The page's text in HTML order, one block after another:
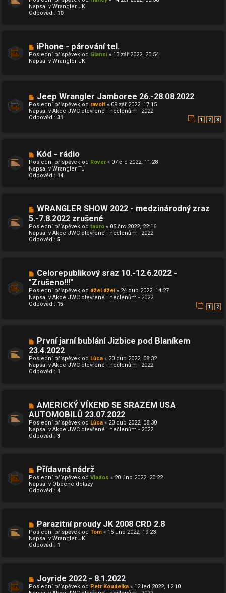
e
k
v
ý
p
p
ě
v
e
Napsal v Wrangler JK
Odpovědi: 10
N
o
v
ý
p
ě
v
e
iPhone - párování tel.
Poslední příspěvek od Gianni « 13 zář 2022, 20:54
Napsal v Wrangler JK
o
v
ý
p
v
e
k
Jeep Wrangler Jamboree 26.-28.08.2022
Poslední příspěvek od ravolf « 09 zář 2022, 17:15
Napsal v Akce JWC otevřené i nečlenům - 2022
Odpovědi: 31 1 2 3
N
o
v
ý
p
p
v
e
k
Kód - rádio
Poslední příspěvek od Rover« 07 črc 2022, 11:28
Napsal v Wrangler TJ
Odpovědi: 14
N
o
v
ý
p
ř
e
k
WRANGLER SHOW 2022 - medzinárodný zraz
5.-7.8.2022 zrušené
Poslední příspěvek od tauro « 05 črc 2022, 22:16
Napsal v Akce JWC otevřené i nečlenům - 2022
Odpovědi: 5
N
v
ý
p
ř
e
k
Celorepublikový sraz 10.-12.6.2022 -
"Zrušeno!!!"
Poslední příspěvek od džei džei « 24 dub 2022, 14:27
Napsal v Akce JWC otevřené i nečlenům - 2022
Odpovědi: 15 1 2
N
o
v
ý
p
ř
e
k
První jarní bublání Jizbice pod Blaníkem
23.4.2022
Poslední příspěvek od Lůca « 20 dub 2022, 08:32
Napsal v Akce JWC otevřené i nečlenům - 2022
Odpovědi: 1
N
o
v
ý
p
ř
e
k
AMERICKÝ VÍKEND SE SRAZEM USA
AUTOMOBILŮ 23.07.2022
Poslední příspěvek od Lůca « 20 dub 2022, 08:30
Napsal v Akce JWC otevřené i nečlenům - 2022
Odpovědi: 3
N
o
v
ý
p
p
ě
v
e
k
Přídavná nádrž
Poslední příspěvek od Vlados « 20 úno 2022, 20:22
Napsal v Obecné dotazy
Odpovědi: 4
N
o
v
ý
p
ě
v
Parazitní proudy JK 2008 CRD 2.8
Poslední příspěvek od Tom « 15 úno 2022, 19:23
Napsal v Wrangler JK
Odpovědi: 1
o
v
Joyride 2022 - 8.1.2022
Poslední příspěvek od Petr Koudelka « 12 led 2022, 12:10